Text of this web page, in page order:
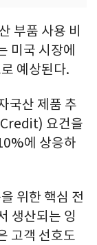
부품 사용 비
미국 시장에
예상된다.
국산 제품 추
요건을
에 상응하
위한 핵심 전
생산되는 잉
고객 선호도